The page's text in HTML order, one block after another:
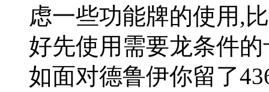
虑一些功能牌的使用,
好先使用需要龙条件
如面对德鲁伊你留了